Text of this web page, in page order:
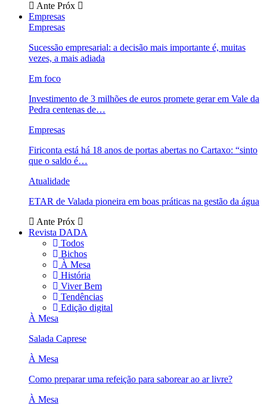
Ante Próx
Empresas
Empresas
Sucessão empresarial: a decisão mais importante é, muitas
vezes, a mais adiada
Em foco
Investimento de 3 milhões de euros promete gerar em Vale da
Pedra centenas de…
Empresas
Firiconta está há 18 anos de portas abertas no Cartaxo: “sinto
que o saldo é…
Atualidade
ETAR de Valada pioneira em boas práticas na gestão da água
Ante Próx
Revista DADA
Todos
Bichos
À Mesa
História
Viver Bem
Tendências
Edição digital
À Mesa
Salada Caprese
À Mesa
Como preparar uma refeição para saborear ao ar livre?
À Mesa